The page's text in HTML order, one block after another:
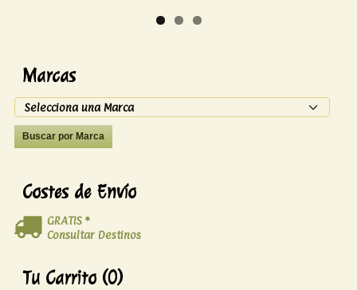
Marcas
Costes de Envío
GRATIS *
Consultar Destinos
Tu Carrito (0)